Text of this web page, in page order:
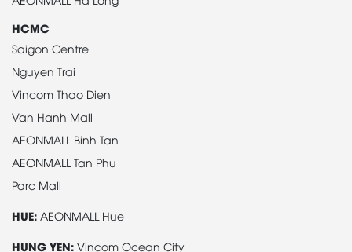
HCMC
Saigon Centre
Nguyen Trai
Vincom Thao Dien
Van Hanh Mall
AEONMALL Binh Tan
AEONMALL Tan Phu
Parc Mall
HUE: AEONMALL Hue
HUNG YEN: Vincom Ocean City